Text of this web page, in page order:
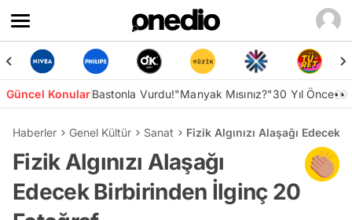
Güncel KonularBastonla Vurdu!"Manyak Mısınız?"30 Yıl Önce👀
Haberler Genel Kültür Sanat Fizik Algınızı Alaşağı
Fizik Algınızı Alaşağı
Edecek Birbirinden İlginç 20